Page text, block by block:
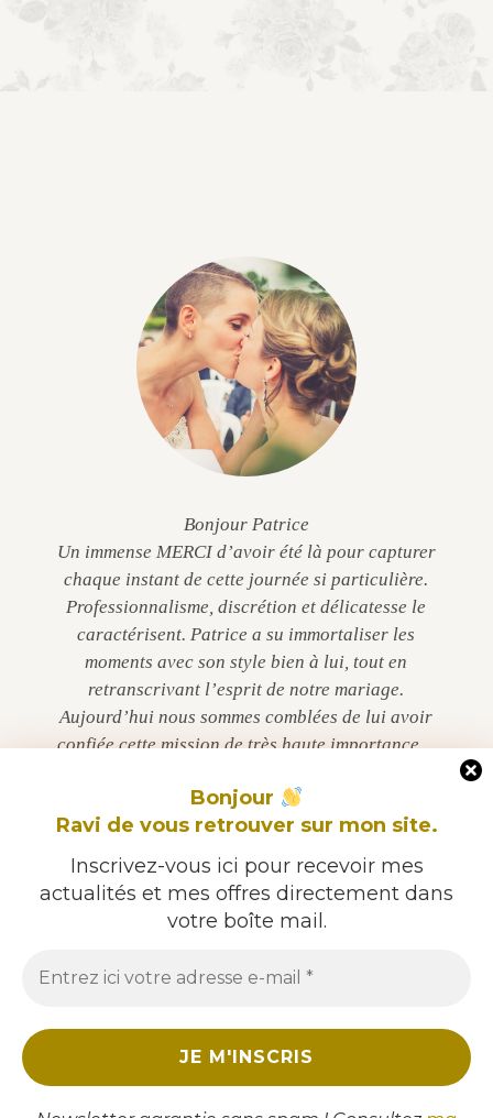
Bonjour
Ravi de vous retrouver sur mon site.
Inscrivez-vous ici pour recevoir mes
actualités et mes offres directement dans
votre boîte mail.
Bonjour Patrice
Un immense MERCI d’avoir été là pour capturer
chaque instant de cette journée si particulière.
Professionnalisme, discrétion et délicatesse le
caractérisent. Patrice a su immortaliser les
moments avec son style bien à lui, tout en
retranscrivant l’esprit de notre mariage.
Aujourd’hui nous sommes comblées de lui avoir
confiée cette mission de très haute importance…
Caroline & Maëva
CGV / Confidentialité
ACCÈS PRIVÉ
Des cookies sont utilisés pour vous garantir une expérience